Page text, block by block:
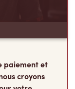
paiement et
croyons